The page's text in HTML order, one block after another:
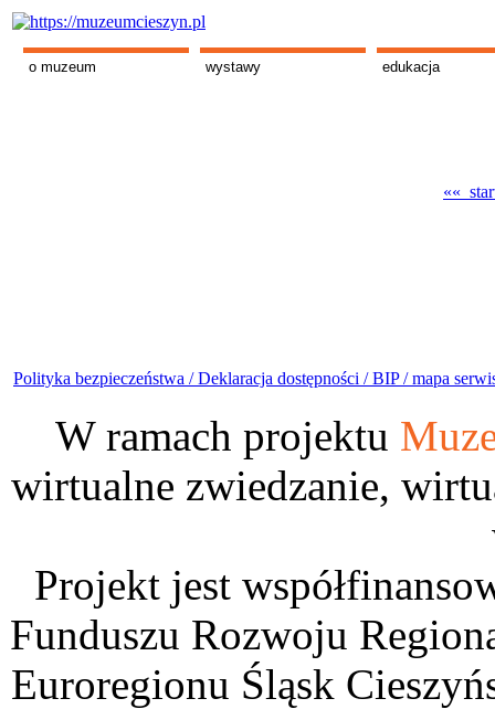
o muzeum wystawy edukacja
««
Polityka bezpieczeństwa /Deklaracja dostępności /BIP /mapa
W ramach projektu
wirtualne zwiedzanie,
Projekt jest
Funduszu Rozwoju
Euroregionu Śląsk